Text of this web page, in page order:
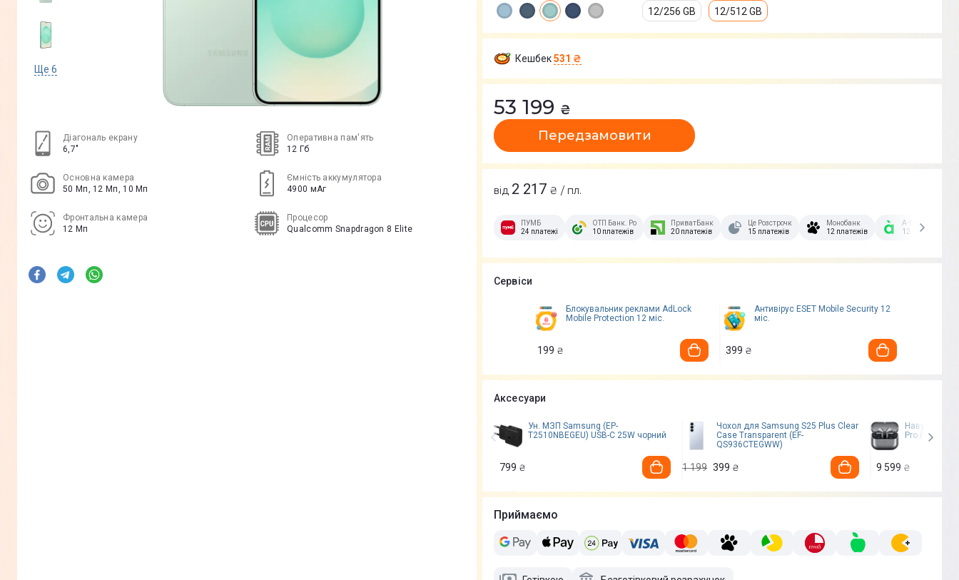
Ще 6
Діагональ екрану
6,7"
Оперативна пам'ять
12 Гб
Основна камера
50 Мп, 12 Мп, 10 Мп
Ємність аккумулятора
4900 мАг
Фронтальна камера
12 Мп
Процесор
Qualcomm Snapdragon 8 Elite
12/256 GB 12/512 GB
Кешбек531 ₴
53 199 ₴
Передзамовити
від 2 217 ₴ / пл.
ПУМБ
24 платежі
ОТП Банк. Розстрочка Скибочка.
10 платежів
ПриватБанк
20 платежів
Це Розстрочка
15 платежів
Монобанк
12 платежів
А-Банк
12 платежів
Сервіси
Блокувальник реклами AdLock
Mobile Protection 12 міс.
199 ₴
Антивірус ESET Mobile Security 12
міс.
399 ₴
Аксесуари
Ун. МЗП Samsung (EP-
T2510NBEGEU) USB-C 25W чорний
799 ₴
Чохол для Samsung S25 Plus Clear
Case Transparent (EF-
QS936CTEGWW)
1 199 399 ₴
Навушники
Pro (Silver)
9 599 ₴
Приймаємо